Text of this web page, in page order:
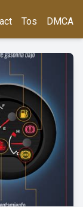
Tos DMCA